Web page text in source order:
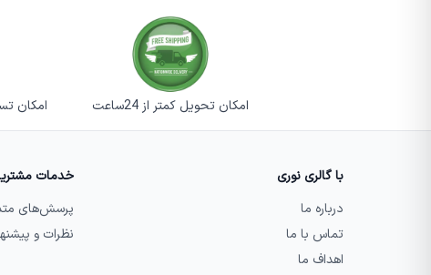
امکان تحویل کمتر از 24ساعت امکان تست 3بعدی
با گالری نوری
درباره ما
تماس با ما
اهداف ما
خدمات
پرسش‌های
نظرات و